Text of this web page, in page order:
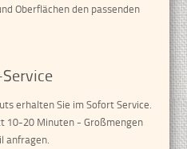
Oberflächen den passenden
erhalten Sie im Sofort Service.
10-20 Minuten - Großmengen
anfragen.